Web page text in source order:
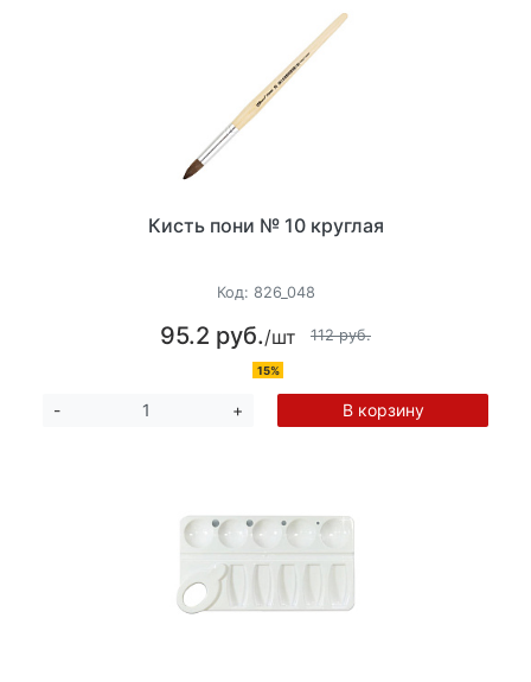
Кисть пони № 10 круглая
Код: 826_048
95.2 руб./шт 112 руб.
15%
- + В корзину